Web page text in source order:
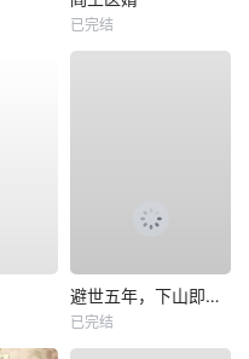
已完结
避世五年，下山即无敌
已完结